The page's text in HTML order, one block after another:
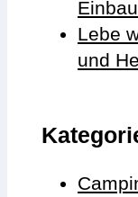
Lebe
und